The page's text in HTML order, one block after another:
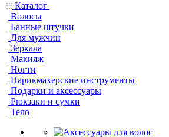
Каталог
Волосы
Банные штучки
Для мужчин
Зеркала
Макияж
Ногти
Парикмахерские инструменты
Подарки и аксессуары
Рюкзаки и сумки
Тело